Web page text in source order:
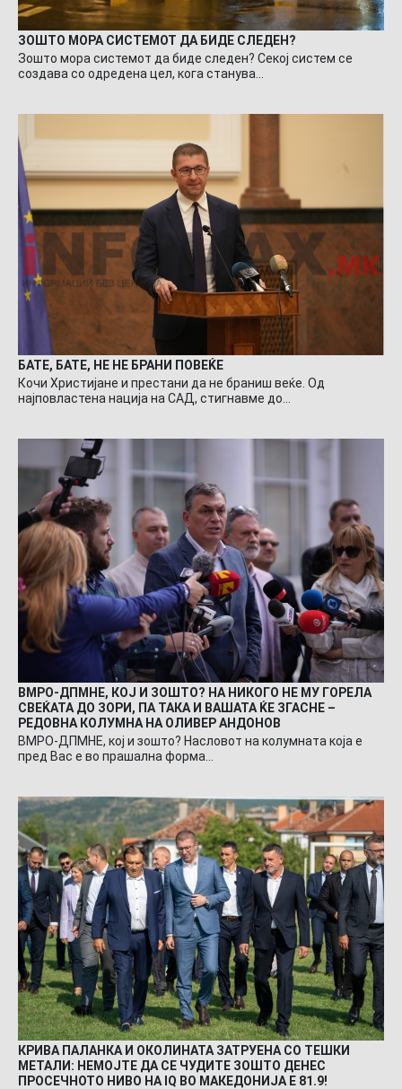
ЗОШТО МОРА СИСТЕМОТ ДА БИДЕ СЛЕДЕН?
Зошто мора системот да биде следен? Секој систем се
создава со одредена цел, кога станува…
БАТЕ, БАТЕ, НЕ НЕ БРАНИ ПОВЕЌЕ
Кочи Христијане и престани да не браниш веќе. Од
најповластена нација на САД, стигнавме до…
ВМРО-ДПМНЕ, КОЈ И ЗОШТО? НА НИКОГО НЕ МУ ГОРЕЛА
СВЕЌАТА ДО ЗОРИ, ПА ТАКА И ВАШАТА ЌЕ ЗГАСНЕ –
РЕДОВНА КОЛУМНА НА ОЛИВЕР АНДОНОВ
ВМРО-ДПМНЕ, кој и зошто? Насловот на колумната која е
пред Вас е во прашална форма…
КРИВА ПАЛАНКА И ОКОЛИНАТА ЗАТРУЕНА СО ТЕШКИ
МЕТАЛИ: НЕМОЈТЕ ДА СЕ ЧУДИТЕ ЗОШТО ДЕНЕС
ПРОСЕЧНОТО НИВО НА IQ ВО МАКЕДОНИЈА Е 81.9!